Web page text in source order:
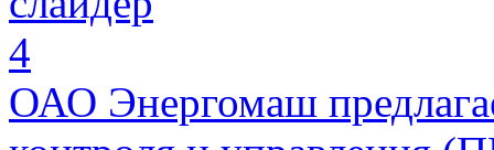
ОАО Энергомаш